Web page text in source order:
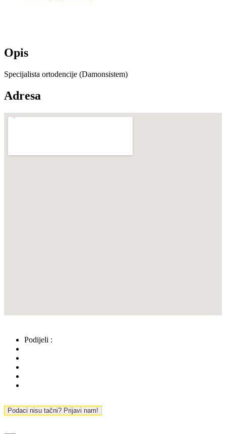
Opis
Specijalista ortodencije (Damonsistem)
Adresa
Podijeli :
Podaci nisu tačni? Prijavi nam!